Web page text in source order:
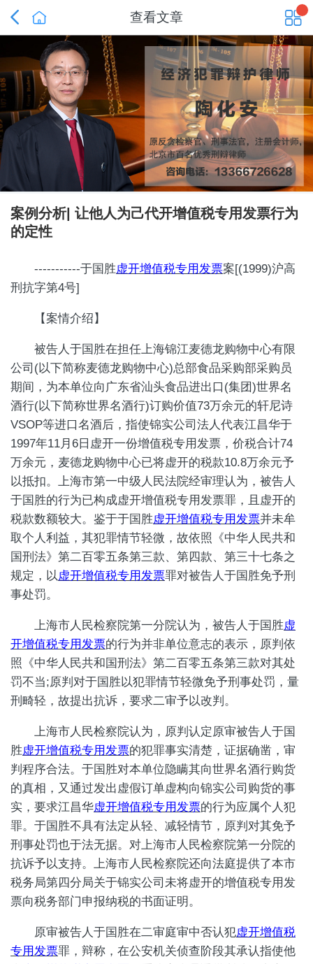
查看文章
 
案例分析| 让他人为己代开增值税专用发票行为
的定性
-----------于国胜虚开增值税专用发票案[(1999)沪高
刑抗字第4号]
【案情介绍】
被告人于国胜在担任上海锦江麦德龙购物中心有限
公司(以下简称麦德龙购物中心)总部食品采购部采购员
期间，为本单位向广东省汕头食品进出口(集团)世界名
酒行(以下简称世界名酒行)订购价值73万余元的轩尼诗
VSOP等进口名酒后，指使锦实公司法人代表江昌华于
1997年11月6日虚开一份增值税专用发票，价税合计74
万余元，麦德龙购物中心已将虚开的税款10.8万余元予
以抵扣。上海市第一中级人民法院经审理认为，被告人
于国胜的行为已构成虚开增值税专用发票罪，且虚开的
税款数额较大。鉴于于国胜虚开增值税专用发票并未牟
取个人利益，其犯罪情节轻微，故依照《中华人民共和
国刑法》第二百零五条第三款、第四款、第三十七条之
规定，以虚开增值税专用发票罪对被告人于国胜免予刑
事处罚。
上海市人民检察院第一分院认为，被告人于国胜虚
开增值税专用发票的行为并非单位意志的表示，原判依
照《中华人民共和国刑法》第二百零五条第三款对其处
罚不当;原判对于国胜以犯罪情节轻微免予刑事处罚，量
刑畸轻，故提出抗诉，要求二审予以改判。
上海市人民检察院认为，原判认定原审被告人于国
胜虚开增值税专用发票的犯罪事实清楚，证据确凿，审
判程序合法。于国胜对本单位隐瞒其向世界名酒行购货
的真相，又通过发出虚假订单虚构向锦实公司购货的事
实，要求江昌华虚开增值税专用发票的行为应属个人犯
罪。于国胜不具有法定从轻、减轻情节，原判对其免予
刑事处罚也于法无据。对上海市人民检察院第一分院的
抗诉予以支持。上海市人民检察院还向法庭提供了本市
税务局第四分局关于锦实公司未将虚开的增值税专用发
票向税务部门申报纳税的书面证明。
原审被告人于国胜在二审庭审中否认犯虚开增值税
专用发票罪，辩称，在公安机关侦查阶段其承认指使他